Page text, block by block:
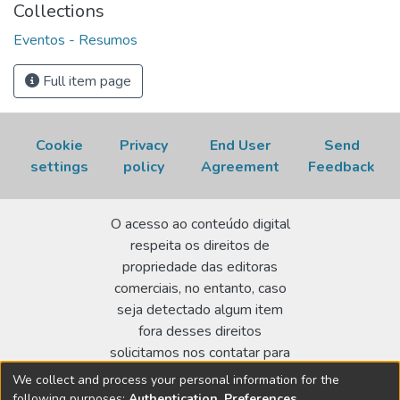
BIOMATERIAIS E ENGENHARIA DE TECIDOS, 8th, 29-31
de outubro, 2024, Fortaleza, CE.
em: https://repositorio.ipen.br/handle/123456789/49934.
Acesso em: 10 Aug 2026.
Collections
Eventos - Resumos
Full item page
Cookie
settings
Privacy
policy
End User
Agreement
Send
Feedback
O acesso ao conteúdo digital
respeita os direitos de
propriedade das editoras
comerciais, no entanto, caso
seja detectado algum item
fora desses direitos
solicitamos nos contatar para
realizar a regularização.
We collect and process your personal information for the